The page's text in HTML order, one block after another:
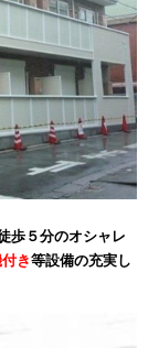
歩５分のオシャレ
き等設備の充実し